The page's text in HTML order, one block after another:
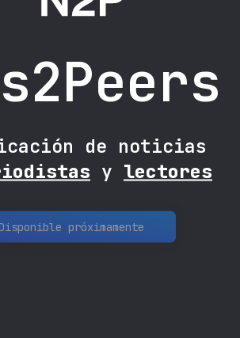
de noticias
y lectores
próximamente